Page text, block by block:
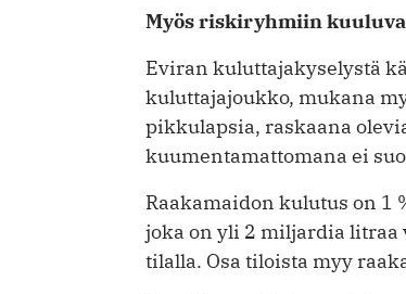
Myös riskiryhmiin
Eviran kuluttajakyselystä
kuluttajajoukko, mukana
pikkulapsia, raskaana
kuumentamattomana ei
Raakamaidon kulutus on 1
joka on yli 2 miljardia litraa
tilalla. Osa tiloista myy